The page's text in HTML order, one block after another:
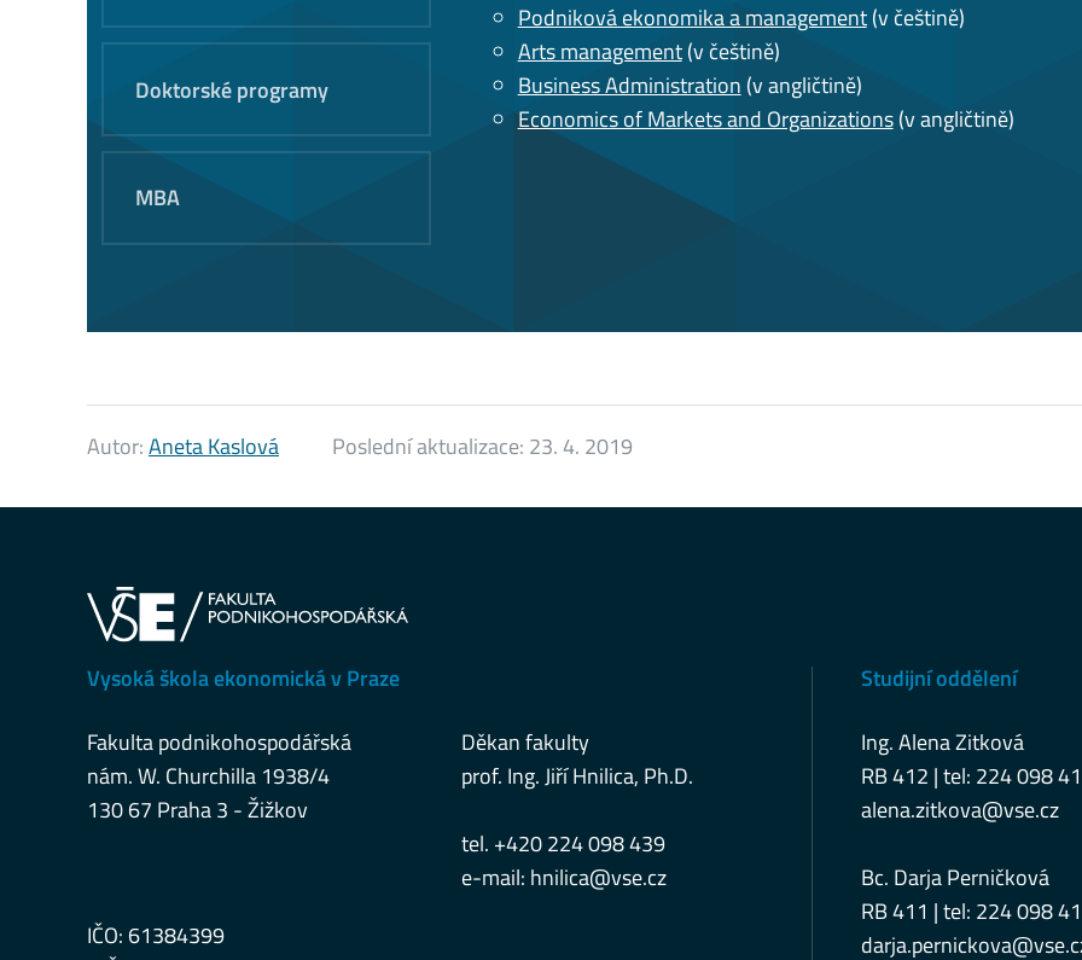
Doktorské programy
MBA
Podniková ekonomika a management(v češtině)
Arts management(v češtině)
Business Administration (v angličtině)
Economics of Markets and Organizations(v angličtině)
Autor:Aneta Kaslová Poslední aktualizace: 23. 4. 2019
Vysoká škola ekonomická v Praze
Fakulta podnikohospodářská
nám. W. Churchilla 1938/4
130 67 Praha 3 - Žižkov
Děkan fakulty
prof. Ing. Jiří Hnilica, Ph.D.
tel. +420 224 098 439
e-mail: hnilica@vse.cz
IČO: 61384399
Studijní oddělení
Ing. Alena Zitková
RB 412 | tel: 224 098
alena.zitkova@vse.cz
Bc. Darja Perničková
RB 411 | tel: 224 098